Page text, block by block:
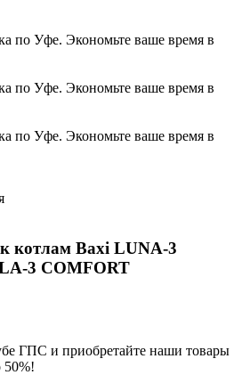
по Уфе. Экономьте ваше время в
по Уфе. Экономьте ваше время в
по Уфе. Экономьте ваше время в
котлам Baxi LUNA-3
3 COMFORT
ГПС и приобретайте наши товары
50%!